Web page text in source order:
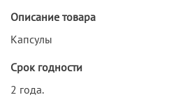
Описание товара
Капсулы
Срок годности
2 года.